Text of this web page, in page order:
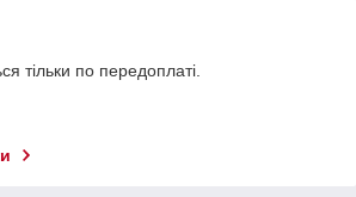
тільки по передоплаті.